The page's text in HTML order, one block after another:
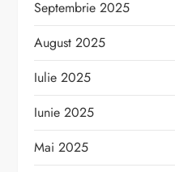
Septembrie 2025
August 2025
Iulie 2025
Iunie 2025
Mai 2025